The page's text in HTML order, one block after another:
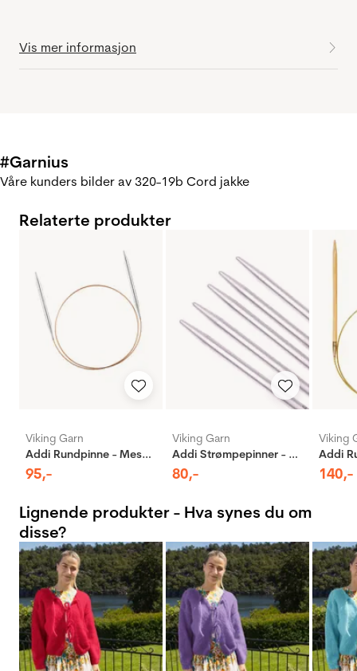
Vis mer informasjon
#Garnius
Våre kunders bilder av 320-19b Cord jakke
Relaterte produkter
Viking Garn
Addi Rundpinne - Messing
95,-
Viking Garn
Addi Strømpepinner - Aluminium
80,-
Viking
140,-
Lignende produkter - Hva synes du om
disse?